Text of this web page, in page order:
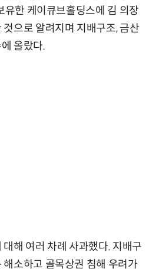
한 케이큐브홀딩스에 김 의장
으로 알려지며 지배구조, 금산
올랐다.
해 여러 차례 사과했다. 지배구
해소하고 골목상권 침해 우려가